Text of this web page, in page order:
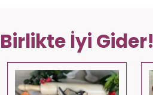
Birlikte İyi Gider!